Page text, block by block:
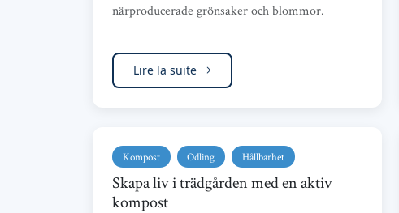
närproducerade grönsaker och blommor.
Lire la suite
Kompost Odling Hållbarhet
Skapa liv i trädgården med en aktiv
kompost